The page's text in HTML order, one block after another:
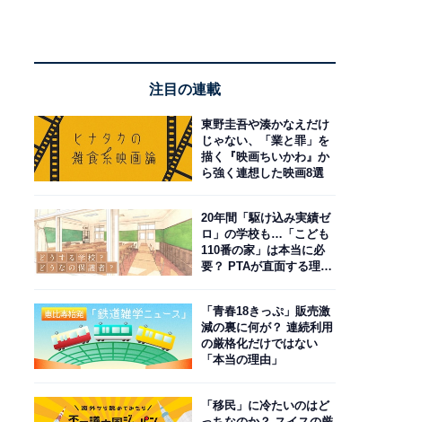
注目の連載
東野圭吾や湊かなえだけ
じゃない、「業と罪」を
描く『映画ちいかわ』か
ら強く連想した映画8選
20年間「駆け込み実績ゼ
ロ」の学校も…「こども
110番の家」は本当に必
要？ PTAが直面する理想
「青春18きっぷ」販売激
減の裏に何が？ 連続利用
の厳格化だけではない
「本当の理由」
「移民」に冷たいのはど